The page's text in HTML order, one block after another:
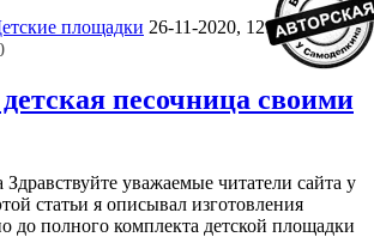
площадки 26-11-2020, 12:36 2
песочница своими
Здравствуйте уважаемые читатели сайта у
статьи я описывал изготовления
до полного комплекта детской площадки